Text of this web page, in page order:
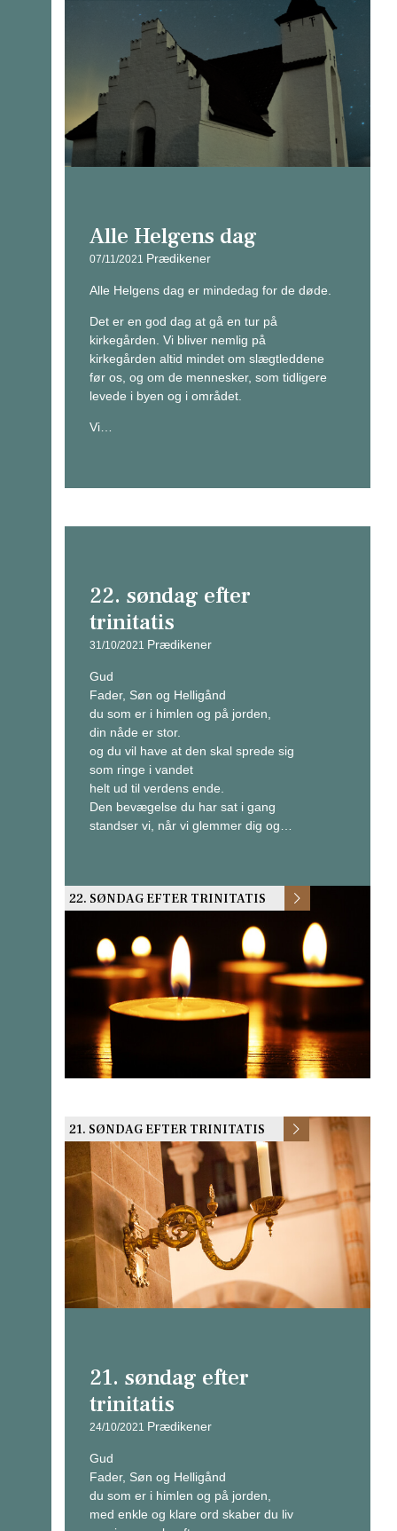
Alle Helgens dag
07/11/2021 Prædikener
Alle Helgens dag er mindedag for de døde.
Det er en god dag at gå en tur på
kirkegården. Vi bliver nemlig på
kirkegården altid mindet om slægtleddene
før os, og om de mennesker, som tidligere
levede i byen og i området.
Vi…
22. søndag efter
trinitatis
31/10/2021 Prædikener
Gud
Fader, Søn og Helligånd
du som er i himlen og på jorden,
din nåde er stor.
og du vil have at den skal sprede sig
som ringe i vandet
helt ud til verdens ende.
Den bevægelse du har sat i gang
standser vi, når vi glemmer dig og…
22. SØNDAG EFTER TRINITATIS
21. SØNDAG EFTER TRINITATIS
21. søndag efter
trinitatis
24/10/2021 Prædikener
Gud
Fader, Søn og Helligånd
du som er i himlen og på jorden,
med enkle og klare ord skaber du liv